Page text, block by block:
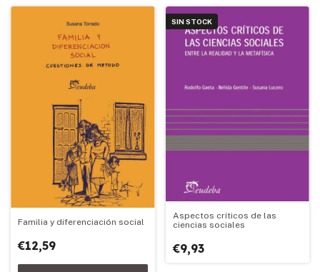
Familia y diferenciación social
€12,59
SIN STOCK
Aspectos críticos de las
ciencias sociales
€9,93